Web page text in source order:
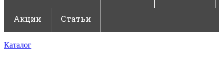
Акции Статьи
Каталог